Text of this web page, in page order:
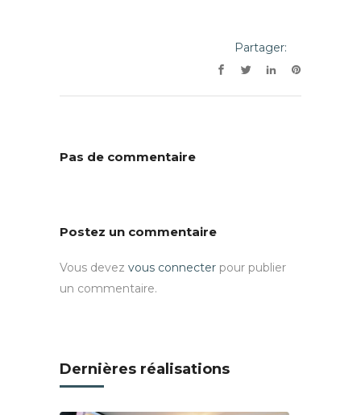
Partager:
Pas de commentaire
Postez un commentaire
Vous devez vous connecter pour publier
un commentaire.
Dernières réalisations